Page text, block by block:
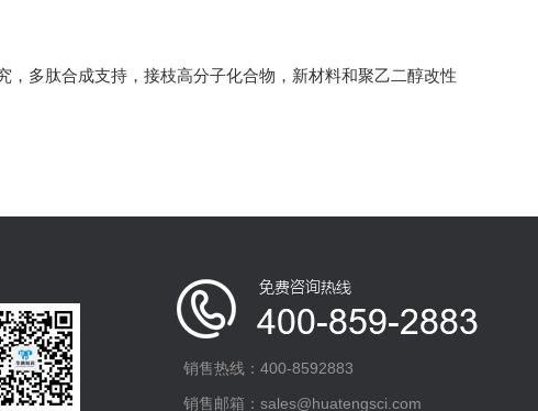
多肽合成支持，接枝高分子化合物，新材料和聚乙二醇改性
销售热线：400-8592883
销售邮箱：sales@huatengsci.com